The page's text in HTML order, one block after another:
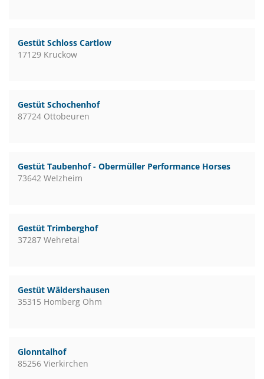
Gestüt Schloss Cartlow
17129 Kruckow
Gestüt Schochenhof
87724 Ottobeuren
Gestüt Taubenhof - Obermüller Performance Horses
73642 Welzheim
Gestüt Trimberghof
37287 Wehretal
Gestüt Wäldershausen
35315 Homberg Ohm
Glonntalhof
85256 Vierkirchen